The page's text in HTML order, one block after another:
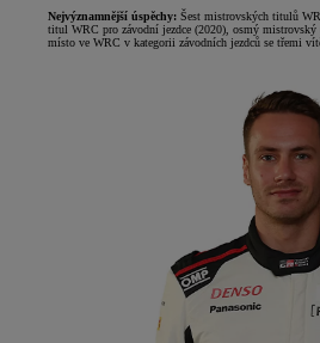
Nejvýznamnější úspěchy: Šest mistrovských titulů
titul WRC pro závodní jezdce (2020), osmý
místo ve WRC v kategorii závodních jezdců se třemi